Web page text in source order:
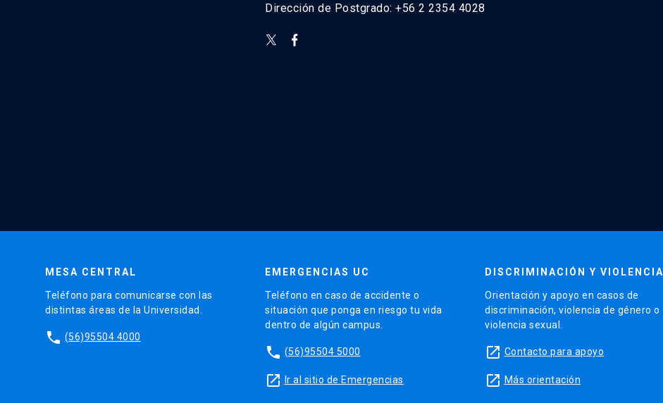
Dirección de Postgrado: +56 2 2354 4028
MESA CENTRAL
Teléfono para comunicarse con las
distintas áreas de la Universidad.
phone (56)95504 4000
EMERGENCIAS UC
Teléfono en caso de accidente o
situación que ponga en riesgo tu vida
dentro de algún campus.
phone (56)95504 5000
launch Ir al sitio de Emergencias
DISCRIMINACIÓN Y VIOLENCIA
Orientación y apoyo en casos de
discriminación, violencia de género o
violencia sexual.
launch Contacto para apoyo
launch Más orientación